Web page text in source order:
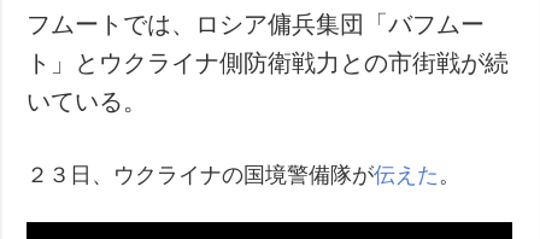
スポーツ
犯罪
事故・緊急事態
特集
インタビュー
購読
フォトバンク
フムートでは、ロシア傭兵集団「バフムー
ト」とウクライナ側防衛戦力との市街戦が続
いている。
２３日、ウクライナの国境警備隊が伝えた 。